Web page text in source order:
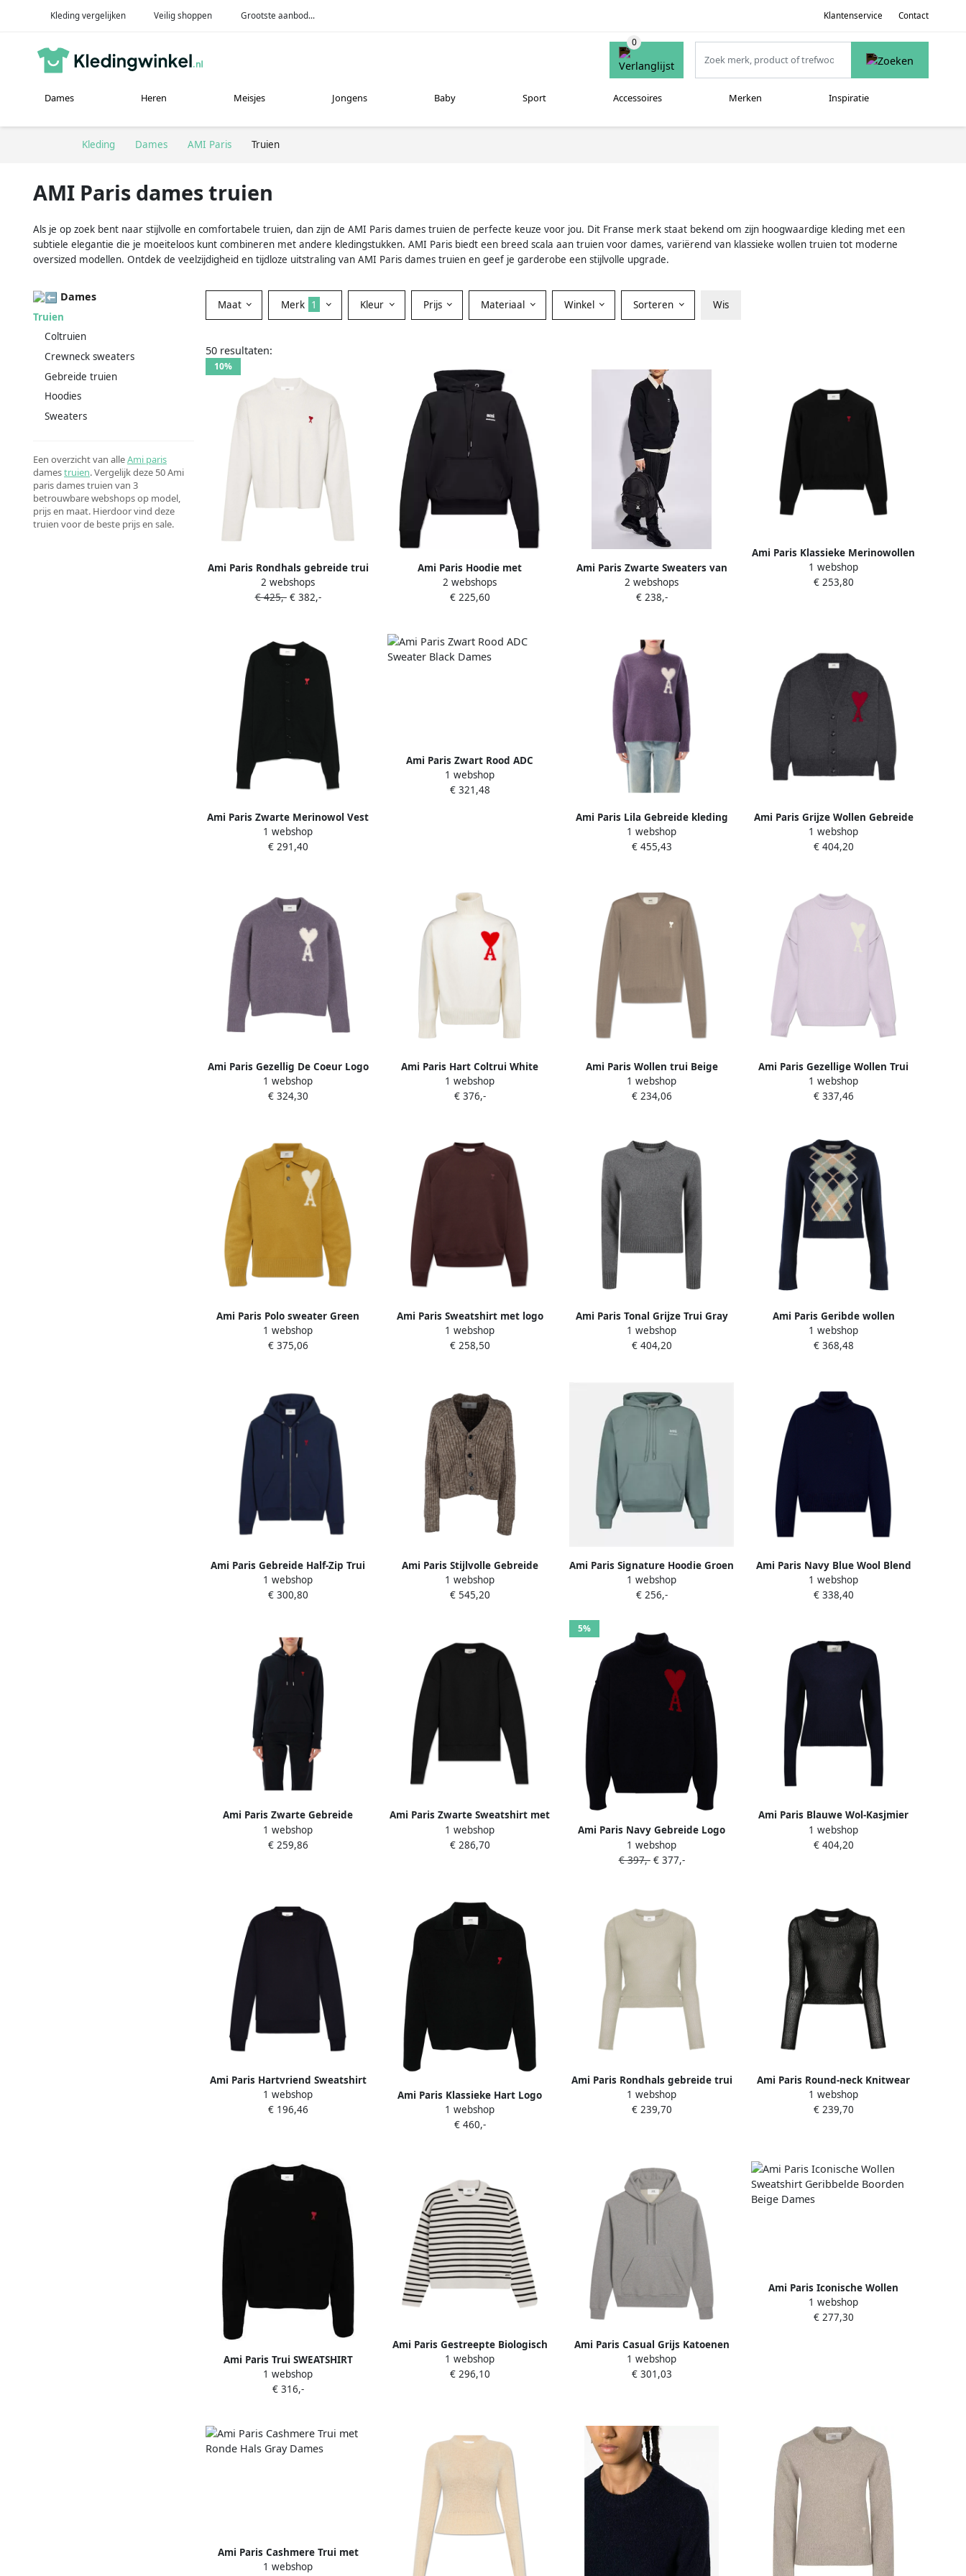
Kleding vergelijken Veilig shoppen Grootste aanbod... Klantenservice Contact
Dames Heren Meisjes Jongens Baby Sport Accessoires Merken Inspiratie
Kleding Dames AMI Paris Truien
AMI Paris dames truien
Als je op zoek bent naar stijlvolle en comfortabele truien, dan zijn de AMI Paris dames truien de perfecte keuze voor jou. Dit Franse merk staat bekend om zijn hoogwaardige kleding met een
subtiele elegantie die je moeiteloos kunt combineren met andere kledingstukken. AMI Paris biedt een breed scala aan truien voor dames, variërend van klassieke wollen truien tot moderne
oversized modellen. Ontdek de veelzijdigheid en tijdloze uitstraling van AMI Paris dames truien en geef je garderobe een stijlvolle upgrade.
Dames
Truien
Coltruien
Crewneck sweaters
Gebreide truien
Hoodies
Sweaters
Een overzicht van alleAmi paris
damestruien. Vergelijk deze 50 Ami
paris dames truien van 3
betrouwbare webshops op model,
prijs en maat. Hierdoor vind deze
truien voor de beste prijs en sale.
Maat Merk 1 Kleur Prijs Materiaal Winkel Sorteren Wis
50 resultaten:
10%
Ami Paris Rondhals gebreide trui
White
2 webshops
€ 425,-€ 382,-
Ami Paris Hoodie met
Raglanmouwen en Kangoeroezak
Black
2 webshops
€ 225,60
Ami Paris Zwarte Sweaters van
Alexandre Mattiussi Black
2 webshops
€ 238,-
Ami Paris Klassieke Merinowollen
Trui met Rode Borduursels Black
Dames
1 webshop
€ 253,80
Ami Paris Zwarte Merinowol Vest
Trui Black Dames
1 webshop
€ 291,40
Ami Paris Zwart Rood ADC
Sweater Black Dames
1 webshop
€ 321,48
Ami Paris Lila Gebreide kleding
ADC Crewneck Sweater Purple
Dames
1 webshop
€ 455,43
Ami Paris Grijze Wollen Gebreide
V-Hals Trui Gray Dames
1 webshop
€ 404,20
Ami Paris Gezellig De Coeur Logo
Sweater Purple Dames
1 webshop
€ 324,30
Ami Paris Hart Coltrui White
Dames
1 webshop
€ 376,-
Ami Paris Wollen trui Beige
Dames
1 webshop
€ 234,06
Ami Paris Gezellige Wollen Trui
Purple
1 webshop
€ 337,46
Ami Paris Polo sweater Green
Dames
1 webshop
€ 375,06
Ami Paris Sweatshirt met logo
Red Dames
1 webshop
€ 258,50
Ami Paris Tonal Grijze Trui Gray
Dames
1 webshop
€ 404,20
Ami Paris Geribde wollen
cashmere trui Blue Dames
1 webshop
€ 368,48
Ami Paris Gebreide Half-Zip Trui
met Opstaande Kraag Blue Heren
1 webshop
€ 300,80
Ami Paris Stijlvolle Gebreide
Collectie voor Jou Brown Dames
1 webshop
€ 545,20
Ami Paris Signature Hoodie Groen
Biologisch Katoen Green
1 webshop
€ 256,-
Ami Paris Navy Blue Wool Blend
Sweater Blue Dames
1 webshop
€ 338,40
Ami Paris Zwarte Gebreide
Hoodie Aw24 Black Dames
1 webshop
€ 259,86
Ami Paris Zwarte Sweatshirt met
Logo Black Dames
1 webshop
€ 286,70
5%
Ami Paris Navy Gebreide Logo
Trui Blue
1 webshop
€ 397,-€ 377,-
Ami Paris Blauwe Wol-Kasjmier
Trui met Monogram Blue Dames
1 webshop
€ 404,20
Ami Paris Hartvriend Sweatshirt
Black Dames
1 webshop
€ 196,46
Ami Paris Klassieke Hart Logo
Lange Mouw Polo Black
1 webshop
€ 460,-
Ami Paris Rondhals gebreide trui
Green Dames
1 webshop
€ 239,70
Ami Paris Round-neck Knitwear
Black Dames
1 webshop
€ 239,70
Ami Paris Trui SWEATSHIRT
UKS046 KN0042 001 BLACK
1 webshop
€ 316,-
Ami Paris Gestreepte Biologisch
Katoen-Wollen Trui White Dames
1 webshop
€ 296,10
Ami Paris Casual Grijs Katoenen
Sweatshirt Gray Dames
1 webshop
€ 301,03
Ami Paris Iconische Wollen
Sweatshirt Geribbelde Boorden
Beige Dames
1 webshop
€ 277,30
Ami Paris Cashmere Trui met
Ronde Hals Gray Dames
1 webshop